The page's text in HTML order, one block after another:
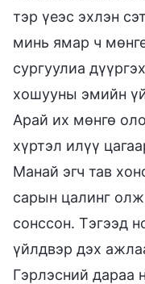
тэр үеэс эхлэн
минь ямар ч
сургуулиа
хошууны эмийн
Арай их мөнгө
хүртэл илүү
Манай эгч тав
сарын цалинг
сонссон. Тэгээд
үйлдвэр дэх
Гэрлэсний дараа